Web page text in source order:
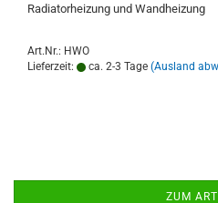
Radiatorheizung und Wandheizung
Art.Nr.: HWO
Lieferzeit:
ca. 2-3 Tage (Ausland
ZUM